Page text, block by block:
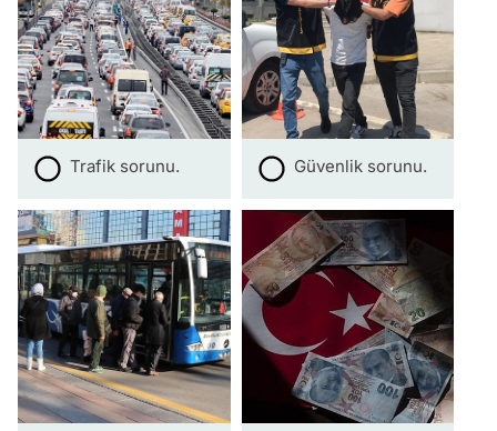
Trafik sorunu. Güvenlik sorunu.